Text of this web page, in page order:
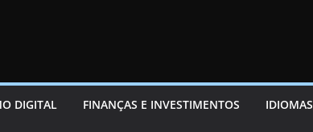
DIGITAL FINANÇAS E INVESTIMENTOS IDIOMAS